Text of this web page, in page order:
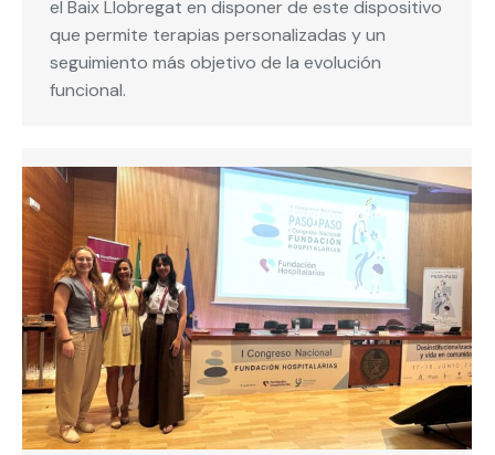
el Baix Llobregat en disponer de este dispositivo
que permite terapias personalizadas y un
seguimiento más objetivo de la evolución
funcional.